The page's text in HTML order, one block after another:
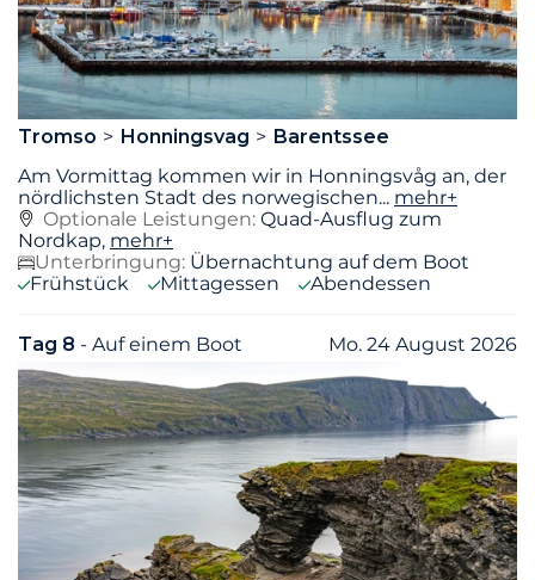
Tromso Honningsvag
Barentssee
Am Vormittag kommen wir in Honningsvåg an, der
nördlichsten Stadt des norwegischen... mehr+
Optionale Leistungen: Quad-Ausflug zum
Nordkap, mehr+
Unterbringung: Übernachtung auf dem Boot
Frühstück
Mittagessen Abendessen
Tag 8 - Auf einem Boot Mo. 24 August 2026